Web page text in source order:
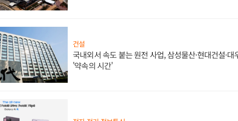
건설
국내외서 속도 붙는 원전 사업, 삼성물산·현대건설·
'약속의 시간'